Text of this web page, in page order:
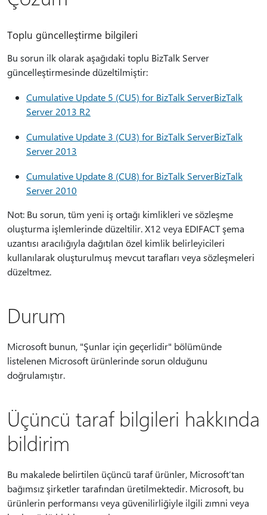
Toplu güncelleştirme bilgileri
Bu sorun ilk olarak aşağıdaki toplu BizTalk Server
güncelleştirmesinde düzeltilmiştir:
Cumulative Update 5 (CU5) for BizTalk ServerBizTalk
Server 2013 R2
Cumulative Update 3 (CU3) for BizTalk ServerBizTalk
Server 2013
Cumulative Update 8 (CU8) for BizTalk ServerBizTalk
Server 2010
Not: Bu sorun, tüm yeni iş ortağı kimlikleri ve sözleşme
oluşturma işlemlerinde düzeltilir. X12 veya EDIFACT şema
uzantısı aracılığıyla dağıtılan özel kimlik belirleyicileri
kullanılarak oluşturulmuş mevcut tarafları veya sözleşmeleri
düzeltmez.
Durum
Microsoft bunun, "Şunlar için geçerlidir" bölümünde
listelenen Microsoft ürünlerinde sorun olduğunu
doğrulamıştır.
Üçüncü taraf bilgileri hakkında
bildirim
Bu makalede belirtilen üçüncü taraf ürünler, Microsoft’tan
bağımsız şirketler tarafından üretilmektedir. Microsoft, bu
ürünlerin performansı veya güvenilirliğiyle ilgili zımni veya